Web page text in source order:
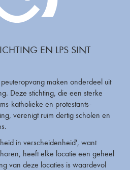
EN LPS SINT
maken onderdeel uit
Deze stichting, die een sterke
katholieke en protestants-
verenigt ruim dertig scholen en
in verscheidenheid', want
heeft elke locatie een geheel
van deze locaties is waardevol